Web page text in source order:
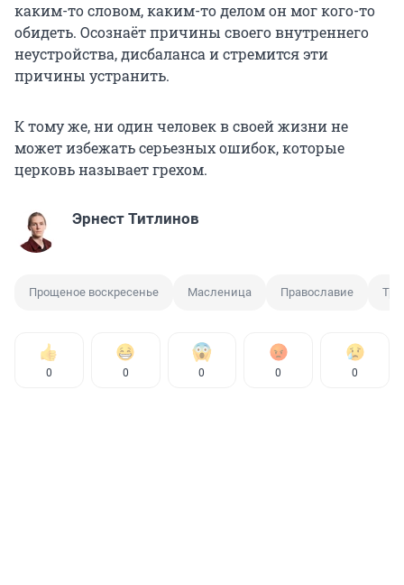
каким-то словом, каким-то делом он мог кого-то
обидеть. Осознаёт причины своего внутреннего
неустройства, дисбаланса и стремится эти
причины устранить.
К тому же, ни один человек в своей жизни не
может избежать серьезных ошибок, которые
церковь называет грехом.
Эрнест Титлинов
Прощеное воскресенье Масленица Православие
0 0 0 0 0